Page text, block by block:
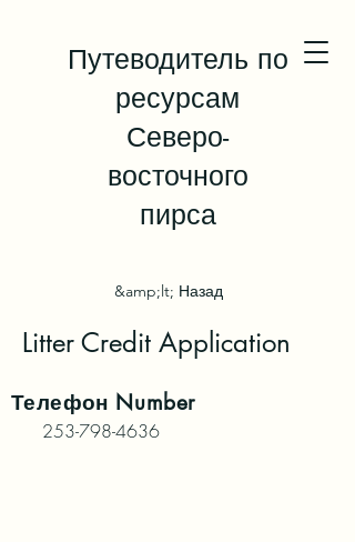
Путеводитель по
ресурсам
Северо-
восточного
пирса
&amp;lt; Назад
Litter Credit Application
Телефон Number
253-798-4636